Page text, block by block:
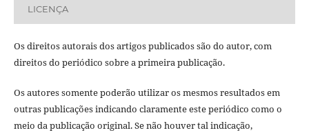
LICENÇA
Os direitos autorais dos artigos publicados são do autor, com
direitos do periódico sobre a primeira publicação.
Os autores somente poderão utilizar os mesmos resultados em
outras publicações indicando claramente este periódico como o
meio da publicação original. Se não houver tal indicação,